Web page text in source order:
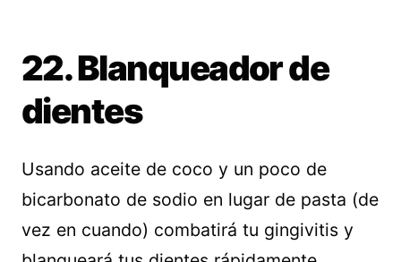
22. Blanqueador de
dientes
Usando aceite de coco y un poco de
bicarbonato de sodio en lugar de pasta (de
vez en cuando) combatirá tu gingivitis y